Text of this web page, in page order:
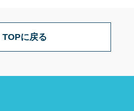
TOPに戻る